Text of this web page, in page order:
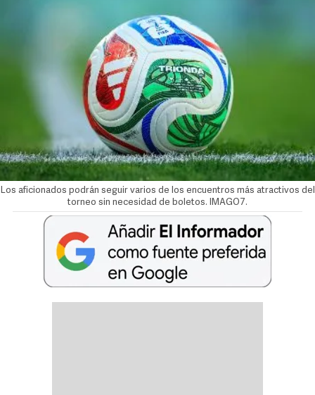
Los aficionados podrán seguir varios de los encuentros más atractivos del
torneo sin necesidad de boletos. IMAGO7.